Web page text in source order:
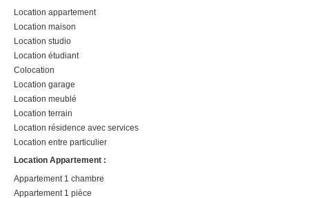
Location appartement
Location maison
Location studio
Location étudiant
Colocation
Location garage
Location meublé
Location terrain
Location résidence avec services
Location entre particulier
Location Appartement :
Appartement 1 chambre
Appartement 1 pièce